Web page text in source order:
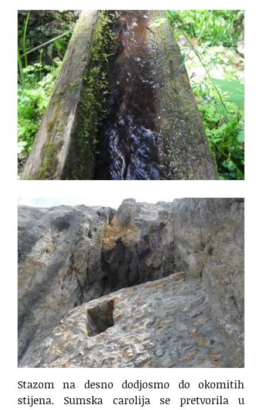
Stazom na desno dodjosmo do okomitih
stijena. Sumska carolija se pretvorila u